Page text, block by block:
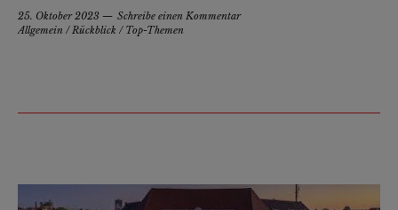
25. Oktober 2023
Schreibe einen Kommentar
Allgemein /Rückblick / Top-Themen